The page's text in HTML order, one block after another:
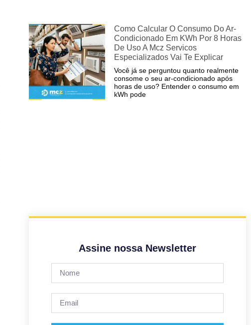
Como Calcular O Consumo Do Ar-
Condicionado Em KWh Por 8 Horas
De Uso A Mcz Servicos
Especializados Vai Te Explicar
Você já se perguntou quanto realmente
consome o seu ar-condicionado após
horas de uso? Entender o consumo em
kWh pode
Assine nossa Newsletter